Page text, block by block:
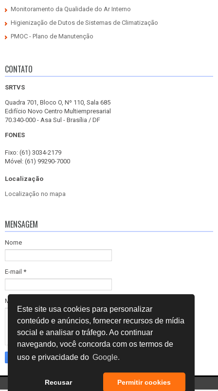
Este site usa cookies para personalizar
conteúdo e anúncios, fornecer recursos de mídia
social e analisar o tráfego. Ao continuar
navegando, você concorda com os termos de
uso e privacidade do Google.
Recusar Permitir cookies
Monitoramento da Qualidade do Ar Interno
Higienização de Dutos de Sistemas de Climatização
PMOC - Plano de Manutenção
CONTATO
SRTVS
Quadra 701, Bloco O, Nº 110, Sala 685
Edifício Novo Centro Multiempresarial
70.340-000 - Asa Sul - Brasília / DF
FONES
Fixo: (61) 3034-2179
Móvel: (61) 99290-7000
Localização
Localização no mapa
MENSAGEM
Nome
E-mail *
Mensagem
Copyright © 2026INSPENGE